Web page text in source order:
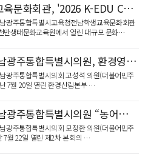
전남학생교육문화회관, '2026 K-EDU Culture WAVE' 성황리에 마쳐
광주통합특별시교육청전남학생교육문화회관
만생태문화교육원에서 열린 대규모 문화…
고성석 전남광주통합특별시의원, 환경영향평가 권한 이양에 따른 대응 체계 점검
광주통합특별시의회 고성석 의원(더불어민주
7월 20일 열린 환경산림본부 …
모정환 전남광주통합특별시의원 “농어촌 기본소득 전면 시행으로 도농 상생 미래 열어야”
광주통합특별시의회 모정환 의원(더불어민주
7월 22일 열린 제2차 본회의 …